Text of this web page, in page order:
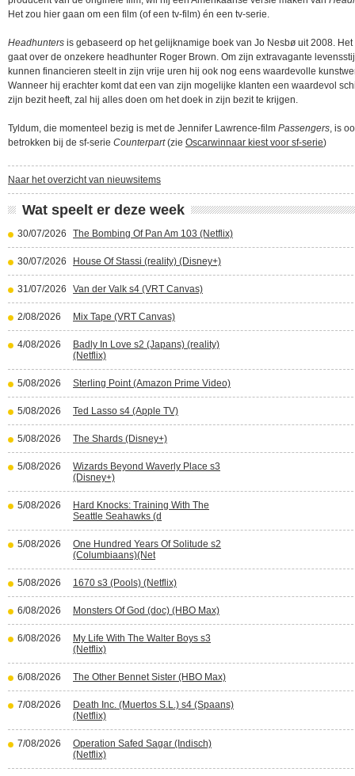
Het zou hier gaan om een film (of een tv-film) én een tv-serie.
Headhunters is gebaseerd op het gelijknamige boek van Jo Nesbø uit 2008.
gaat over de onzekere headhunter Roger Brown. Om zijn extravagante
kunnen financieren steelt in zijn vrije uren hij ook nog eens waardevolle
Wanneer hij erachter komt dat een van zijn mogelijke klanten een waardevol
zijn bezit heeft, zal hij alles doen om het doek in zijn bezit te krijgen.
Tyldum, die momenteel bezig is met de Jennifer Lawrence-film Passengers, is
betrokken bij de sf-serie Counterpart(zie Oscarwinnaar kiest voor sf-serie)
Naar het overzicht van nieuwsitems
Wat speelt er deze week
30/07/2026 The Bombing Of Pan Am 103 (Netflix)
30/07/2026 House Of Stassi (reality) (Disney+)
31/07/2026 Van der Valk s4 (VRT Canvas)
2/08/2026 Mix Tape (VRT Canvas)
4/08/2026
Badly In Love s2 (Japans) (reality)
(Netflix)
5/08/2026 Sterling Point (Amazon Prime Video)
5/08/2026 Ted Lasso s4 (Apple TV)
5/08/2026 The Shards (Disney+)
5/08/2026
Wizards Beyond Waverly Place s3
(Disney+)
5/08/2026
Hard Knocks: Training With The
Seattle Seahawks (d
5/08/2026
One Hundred Years Of Solitude s2
(Columbiaans)(Net
5/08/2026 1670 s3 (Pools) (Netflix)
6/08/2026 Monsters Of God (doc) (HBO Max)
6/08/2026
My Life With The Walter Boys s3
(Netflix)
6/08/2026 The Other Bennet Sister (HBO Max)
7/08/2026
Death Inc. (Muertos S.L.) s4 (Spaans)
(Netflix)
7/08/2026
Operation Safed Sagar (Indisch)
(Netflix)